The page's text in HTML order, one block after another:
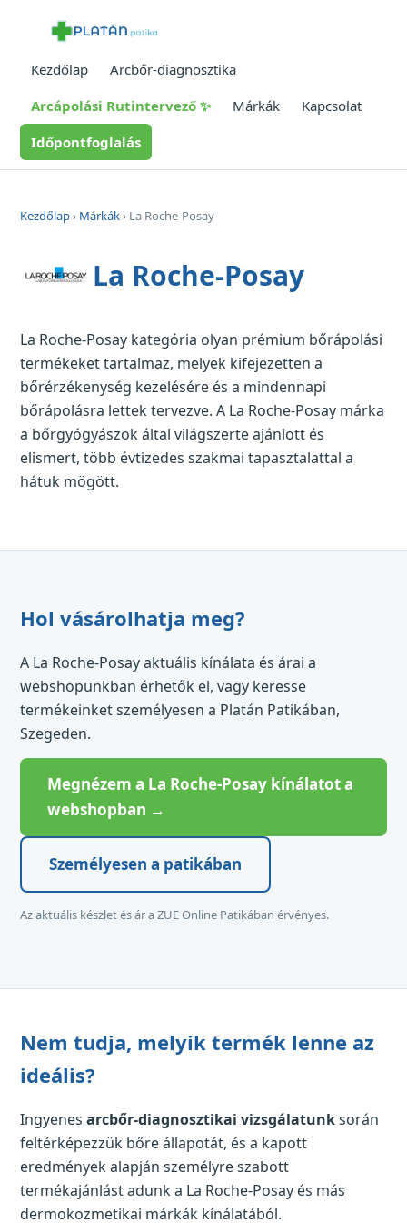
Kezdőlap
Arcbőr-diagnosztika
Arcápolási Rutintervező ✨
Márkák
Kapcsolat
Időpontfoglalás
Kezdőlap› Márkák› La Roche-Posay
La Roche-Posay
La Roche-Posay kategória olyan prémium bőrápolási
termékeket tartalmaz, melyek kifejezetten a
bőrérzékenység kezelésére és a mindennapi
bőrápolásra lettek tervezve. A La Roche-Posay márka
a bőrgyógyászok által világszerte ajánlott és
elismert, több évtizedes szakmai tapasztalattal a
hátuk mögött.
Hol vásárolhatja meg?
A La Roche-Posay aktuális kínálata és árai a
webshopunkban érhetők el, vagy keresse
termékeinket személyesen a Platán Patikában,
Szegeden.
Megnézem a La Roche-Posay kínálatot a
webshopban →
Személyesen a patikában
Az aktuális készlet és ár a ZUE Online Patikában érvényes.
Nem tudja, melyik termék lenne az
ideális?
Ingyenes arcbőr-diagnosztikai vizsgálatunksorán
feltérképezzük bőre állapotát, és a kapott
eredmények alapján személyre szabott
termékajánlást adunk a La Roche-Posay és más
dermokozmetikai márkák kínálatából.